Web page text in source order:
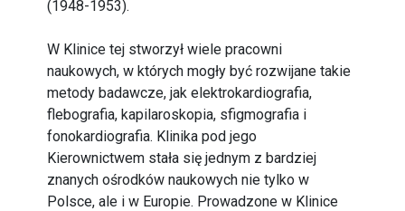
(1948-1953).
W Klinice tej stworzył wiele pracowni
naukowych, w których mogły być rozwijane takie
metody badawcze, jak elektrokardiografia,
flebografia, kapilaroskopia, sfigmografia i
fonokardiografia. Klinika pod jego
Kierownictwem stała się jednym z bardziej
znanych ośrodków naukowych nie tylko w
Polsce, ale i w Europie. Prowadzone w Klinice